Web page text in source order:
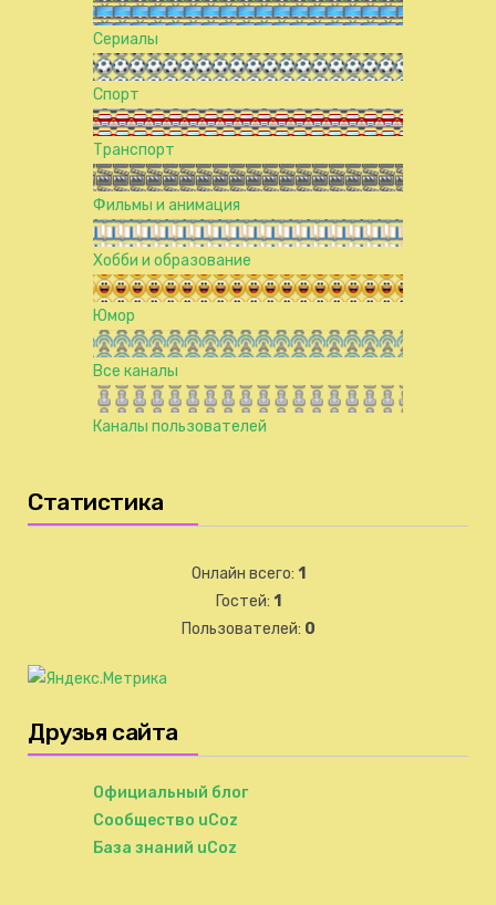
Сериалы
Спорт
Транспорт
Фильмы и анимация
Хобби и образование
Юмор
Все каналы
Каналы пользователей
Статистика
Онлайн всего: 1
Гостей: 1
Пользователей: 0
Друзья сайта
Официальный блог
Сообщество uCoz
База знаний uCoz